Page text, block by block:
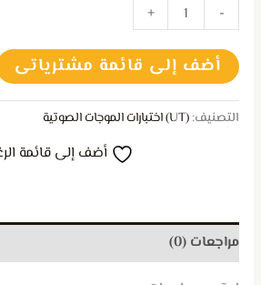
-
+
أضف إلى قائمة مشترياتى
التصنيف:(UT) اختبارات الموجات الصوتية
أضف إلى قائمة
مراجعات (0)